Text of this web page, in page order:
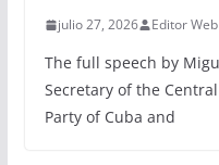
julio 27, 2026 Editor
The full speech by
Secretary of the
Party of Cuba and